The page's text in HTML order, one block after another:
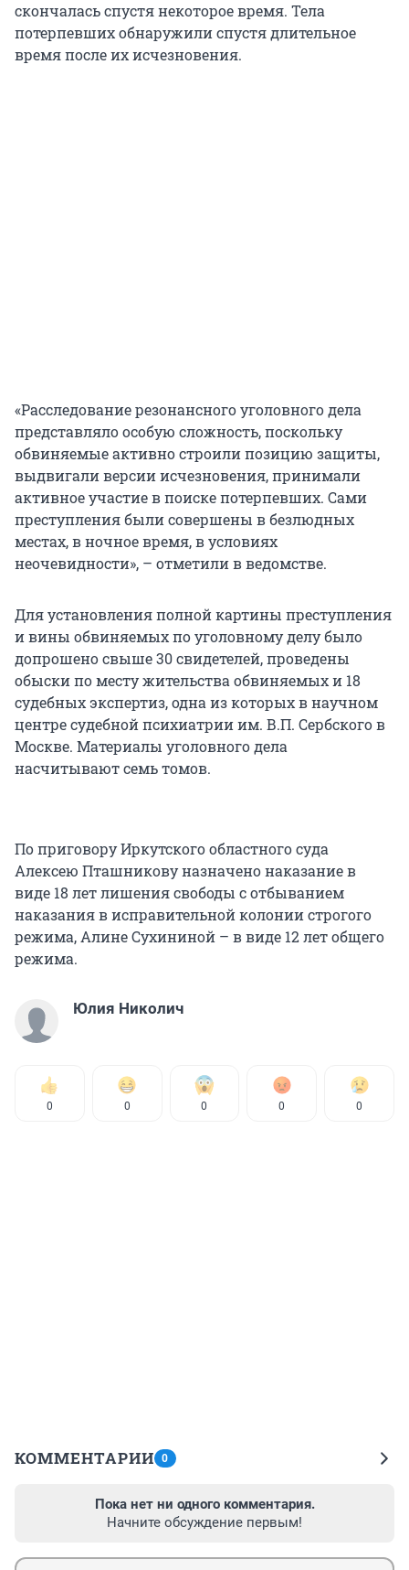
скончалась спустя некоторое время. Тела
потерпевших обнаружили спустя длительное
время после их исчезновения.
«Расследование резонансного уголовного дела
представляло особую сложность, поскольку
обвиняемые активно строили позицию защиты,
выдвигали версии исчезновения, принимали
активное участие в поиске потерпевших. Сами
преступления были совершены в безлюдных
местах, в ночное время, в условиях
неочевидности», – отметили в ведомстве.
Для установления полной картины преступления
и вины обвиняемых по уголовному делу было
допрошено свыше 30 свидетелей, проведены
обыски по месту жительства обвиняемых и 18
судебных экспертиз, одна из которых в научном
центре судебной психиатрии им. В.П. Сербского в
Москве. Материалы уголовного дела
насчитывают семь томов.
По приговору Иркутского областного суда
Алексею Пташникову назначено наказание в
виде 18 лет лишения свободы с отбыванием
наказания в исправительной колонии строгого
режима, Алине Сухининой – в виде 12 лет общего
режима.
Юлия Николич
0 0 0 0 0
КОММЕНТАРИИ 0
Пока нет ни одного комментария.
Начните обсуждение первым!